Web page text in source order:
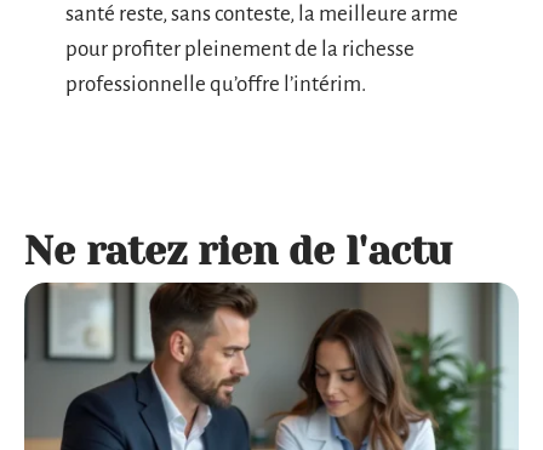
santé reste, sans conteste, la meilleure arme
pour profiter pleinement de la richesse
professionnelle qu’offre l’intérim.
Ne ratez rien de l'actu